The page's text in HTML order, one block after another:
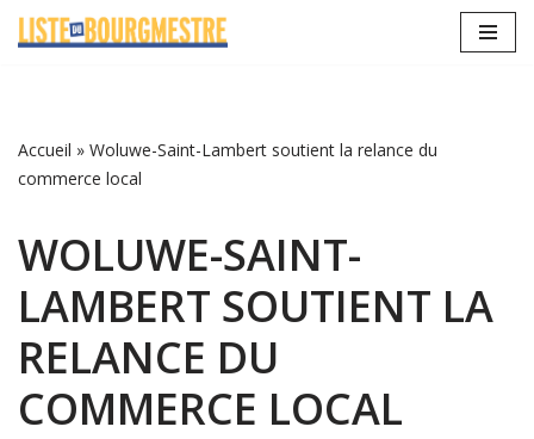
Accueil » Woluwe-Saint-Lambert soutient la relance du
commerce local
WOLUWE-SAINT-
LAMBERT SOUTIENT LA
RELANCE DU
COMMERCE LOCAL